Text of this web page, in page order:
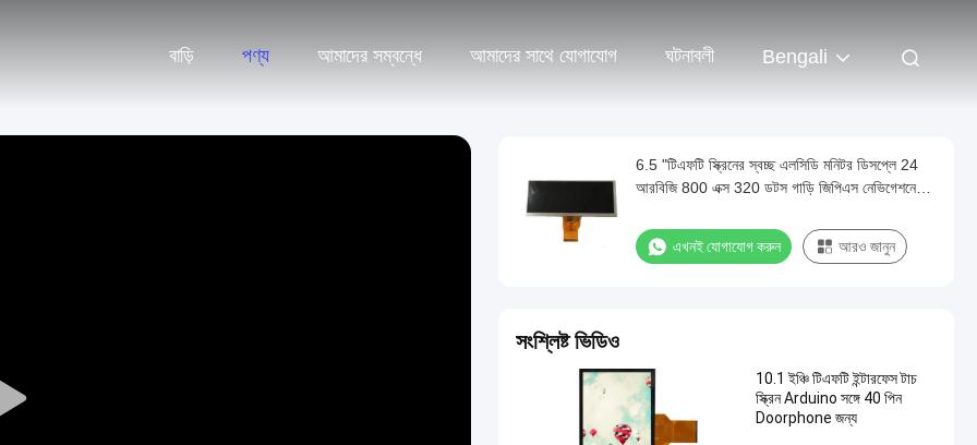
বাড়ি পণ্য আমাদের সম্বন্ধে আমাদের সাথে যোগাযোগ ঘটনাবলী Bengali
Play
6.5 "টিএফটি স্ক্রিনের স্বচ্ছ এলসিডি মনিটর ডিসপ্লে 24
আরবিজি 800 এক্স 320 ডটস গাড়ি জিপিএস নেভিগেশনের
এখনই যোগাযোগ করুন আরও জানুন
সংশ্লিষ্ট ভিডিও
10.1 ইঞ্চি টিএফটি ইন্টারফেস টাচ
স্ক্রিন Arduino সঙ্গে 40 পিন
Doorphone জন্য